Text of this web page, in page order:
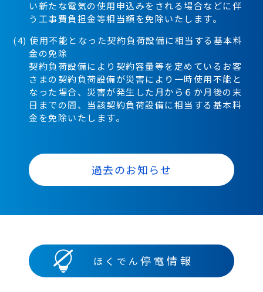
い新たな電気の使用申込みをされる場合などに伴
う工事費負担金等相当額を免除いたします。
(4) 使用不能となった契約負荷設備に相当する基本料
金の免除
契約負荷設備により契約容量等を定めているお客
さまの契約負荷設備が災害により一時使用不能と
なった場合、災害が発生した月から６か月後の末
日までの間、当該契約負荷設備に相当する基本料
金を免除いたします。
過去のお知らせ
ほくでん 停電情報